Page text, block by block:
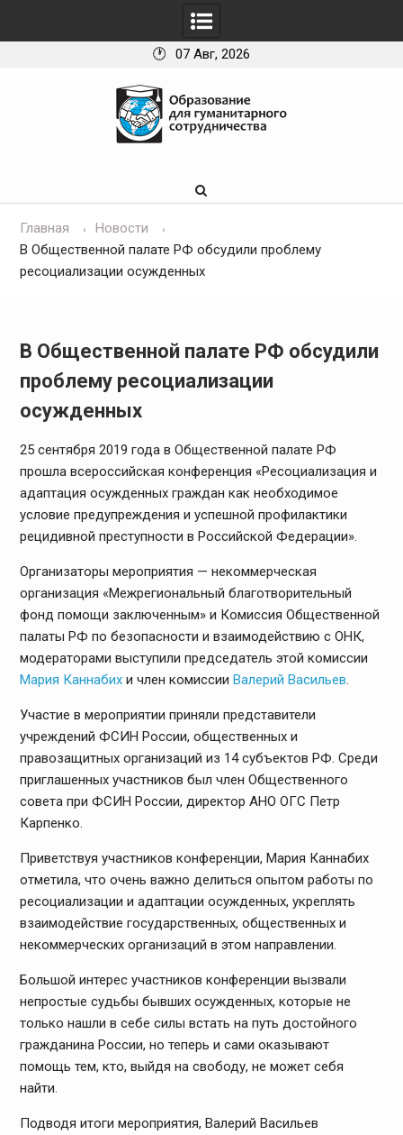
07 Авг, 2026
Главная
Новости
В Общественной палате РФ обсудили проблему
ресоциализации осужденных
В Общественной палате РФ обсудили
проблему ресоциализации
осужденных
25 сентября 2019 года в Общественной палате РФ
прошла всероссийская конференция «Ресоциализация и
адаптация осужденных граждан как необходимое
условие предупреждения и успешной профилактики
рецидивной преступности в Российской Федерации».
Организаторы мероприятия — некоммерческая
организация «Межрегиональный благотворительный
фонд помощи заключенным» и Комиссия Общественной
палаты РФ по безопасности и взаимодействию с ОНК,
модераторами выступили председатель этой комиссии
Мария Каннабихи член комиссии Валерий Васильев.
Участие в мероприятии приняли представители
учреждений ФСИН России, общественных и
правозащитных организаций из 14 субъектов РФ. Среди
приглашенных участников был член Общественного
совета при ФСИН России, директор АНО ОГС Петр
Карпенко.
Приветствуя участников конференции, Мария Каннабих
отметила, что очень важно делиться опытом работы по
ресоциализации и адаптации осужденных, укреплять
взаимодействие государственных, общественных и
некоммерческих организаций в этом направлении.
Большой интерес участников конференции вызвали
непростые судьбы бывших осужденных, которые не
только нашли в себе силы встать на путь достойного
гражданина России, но теперь и сами оказывают
помощь тем, кто, выйдя на свободу, не может себя
найти.
Подводя итоги мероприятия, Валерий Васильев